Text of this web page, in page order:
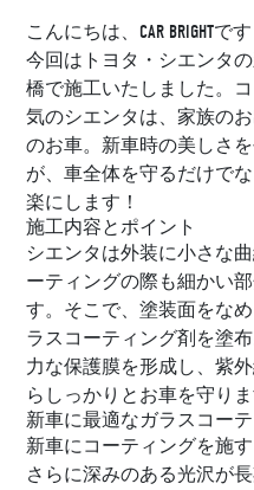
こんにちは、CAR BRIGHTです
今回はトヨタ・シエンタ
橋で施工いたしました。
気のシエンタは、家族の
のお車。新車時の美しさ
が、車全体を守るだけで
楽にします！
施工内容とポイント
シエンタは外装に小さな
ーティングの際も細かい
す。そこで、塗装面をな
ラスコーティング剤を塗
力な保護膜を形成し、紫
らしっかりとお車を守りま
新車に最適なガラスコー
新車にコーティングを施
さらに深みのある光沢が